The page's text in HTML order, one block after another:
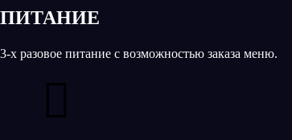
ПИТАНИЕ
3-х разовое питание с возможностью заказа меню.